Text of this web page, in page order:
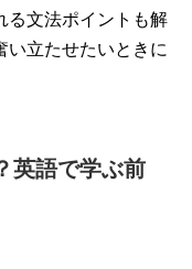
る文法ポイントも解
い立たせたいときに
英語で学ぶ前